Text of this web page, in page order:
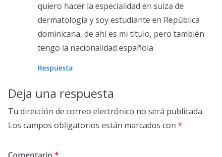
quiero hacer la especialidad en suiza de
dermatología y soy estudiante en República
dominicana, de ahí es mi título, pero también
tengo la nacionalidad española
Respuesta
Deja una respuesta
Tu dirección de correo electrónico no será publicada.
Los campos obligatorios están marcados con *